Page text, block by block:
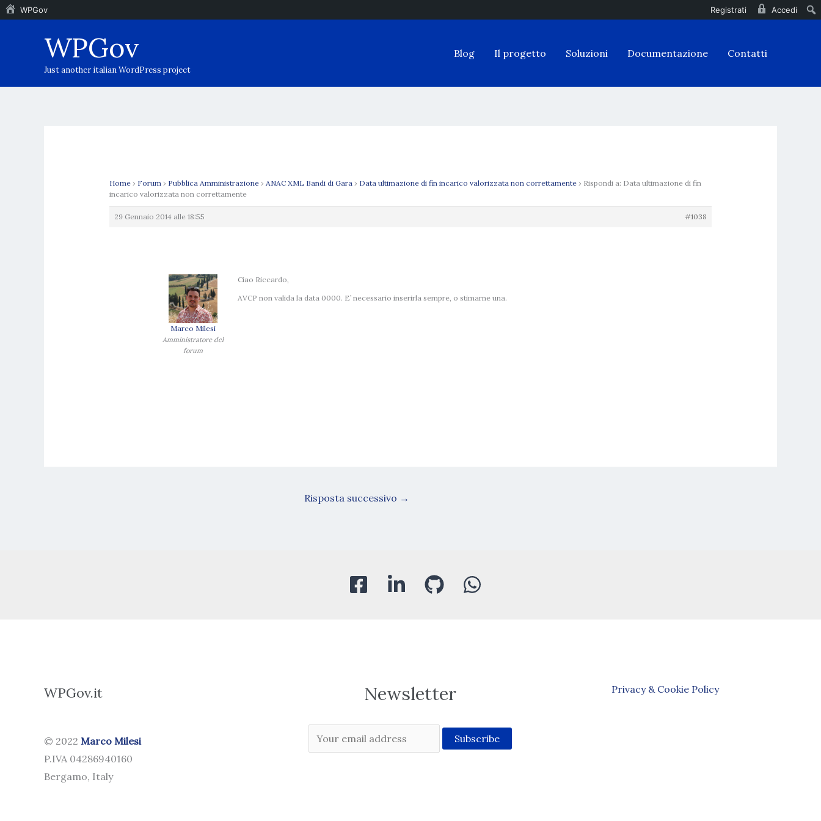
WPGov Registrati Accedi
WPGov
Just another italian WordPress project
Blog Il progetto Soluzioni Documentazione Contatti
Home › Forum › Pubblica Amministrazione › ANAC XML Bandi di Gara › Data ultimazione di fin incarico valorizzata non correttamente › Rispondi a: Data ultimazione di fin
incarico valorizzata non correttamente
29 Gennaio 2014 alle 18:55 #1038
Marco Milesi
Amministratore del
forum
Ciao Riccardo,
AVCP non valida la data 0000. E’ necessario inserirla sempre, o stimarne una.
Risposta successivo →
WPGov.it
© 2022 Marco Milesi
P.IVA 04286940160
Bergamo, Italy
Newsletter Privacy & Cookie Policy